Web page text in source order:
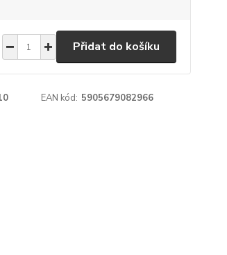
Přidat do košíku
EAN kód: 5905679082966